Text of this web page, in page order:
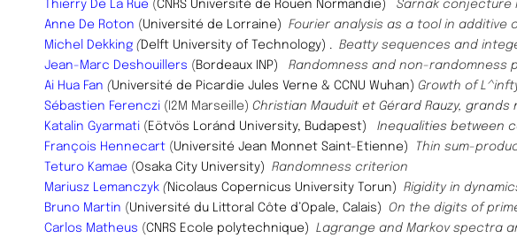
Thierry De La Rue (CNRS Université de Rouen Normandie) Sarnak conjecture
Anne De Roton ( Université de Lorraine)
Fourier analysis as a tool in additive
Michel Dekking (Delft University of Technology) . Beatty sequences and
Jean-Marc Deshouillers ( Bordeaux INP) Randomness and non-randomness
Ai Hua Fan (Université de Picardie Jules Verne & CCNU Wuhan) Growth of
Sébastien Ferenczi (I2M Marseille) Christian Mauduit et Gérard Rauzy,
Katalin Gyarmati ( Eötvös Loránd University, Budapest)
Inequalities between
François Hennecart ( Université Jean Monnet Saint-Etienne)
Thin sum-
​Teturo Kamae (Osaka City University)
Randomness criterion
Mariusz Lemanczyk ( Nicolaus Copernicus University Torun) Rigidity in
Bruno Martin ( Université du Littoral Côte d’Opale, Calais)
On the digits of
Carlos Matheus (CNRS Ecole polytechnique)
Lagrange and Markov spectra